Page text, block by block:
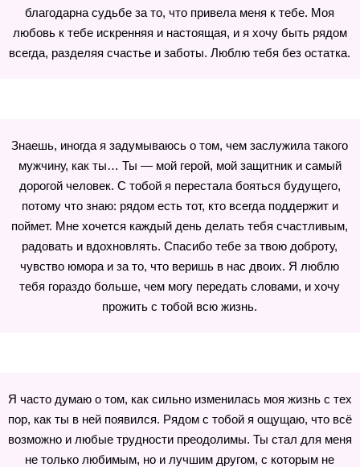
благодарна судьбе за то, что привела меня к тебе. Моя
любовь к тебе искренняя и настоящая, и я хочу быть рядом
всегда, разделяя счастье и заботы. Люблю тебя без остатка.
Знаешь, иногда я задумываюсь о том, чем заслужила такого
мужчину, как ты… Ты — мой герой, мой защитник и самый
дорогой человек. С тобой я перестала бояться будущего,
потому что знаю: рядом есть тот, кто всегда поддержит и
поймет. Мне хочется каждый день делать тебя счастливым,
радовать и вдохновлять. Спасибо тебе за твою доброту,
чувство юмора и за то, что веришь в нас двоих. Я люблю
тебя гораздо больше, чем могу передать словами, и хочу
прожить с тобой всю жизнь.
Я часто думаю о том, как сильно изменилась моя жизнь с тех
пор, как ты в ней появился. Рядом с тобой я ощущаю, что всё
возможно и любые трудности преодолимы. Ты стал для меня
не только любимым, но и лучшим другом, с которым не